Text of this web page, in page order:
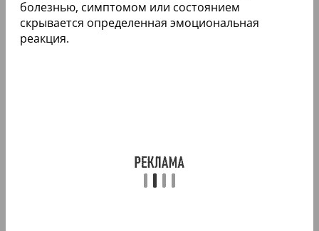
болезнью, симптомом или состоянием
скрывается определенная эмоциональная
реакция.